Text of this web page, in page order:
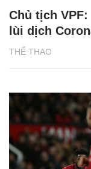
THỂ THAO
Chủ tịch
lùi dịch